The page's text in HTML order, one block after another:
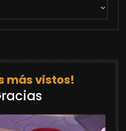
más vistos!